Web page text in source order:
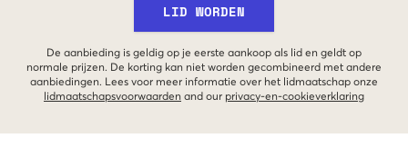
LID WORDEN
De aanbieding is geldig op je eerste aankoop als lid en geldt op
normale prijzen. De korting kan niet worden gecombineerd met andere
aanbiedingen. Lees voor meer informatie over het lidmaatschap onze
lidmaatschapsvoorwaarden and our privacy-en-cookieverklaring